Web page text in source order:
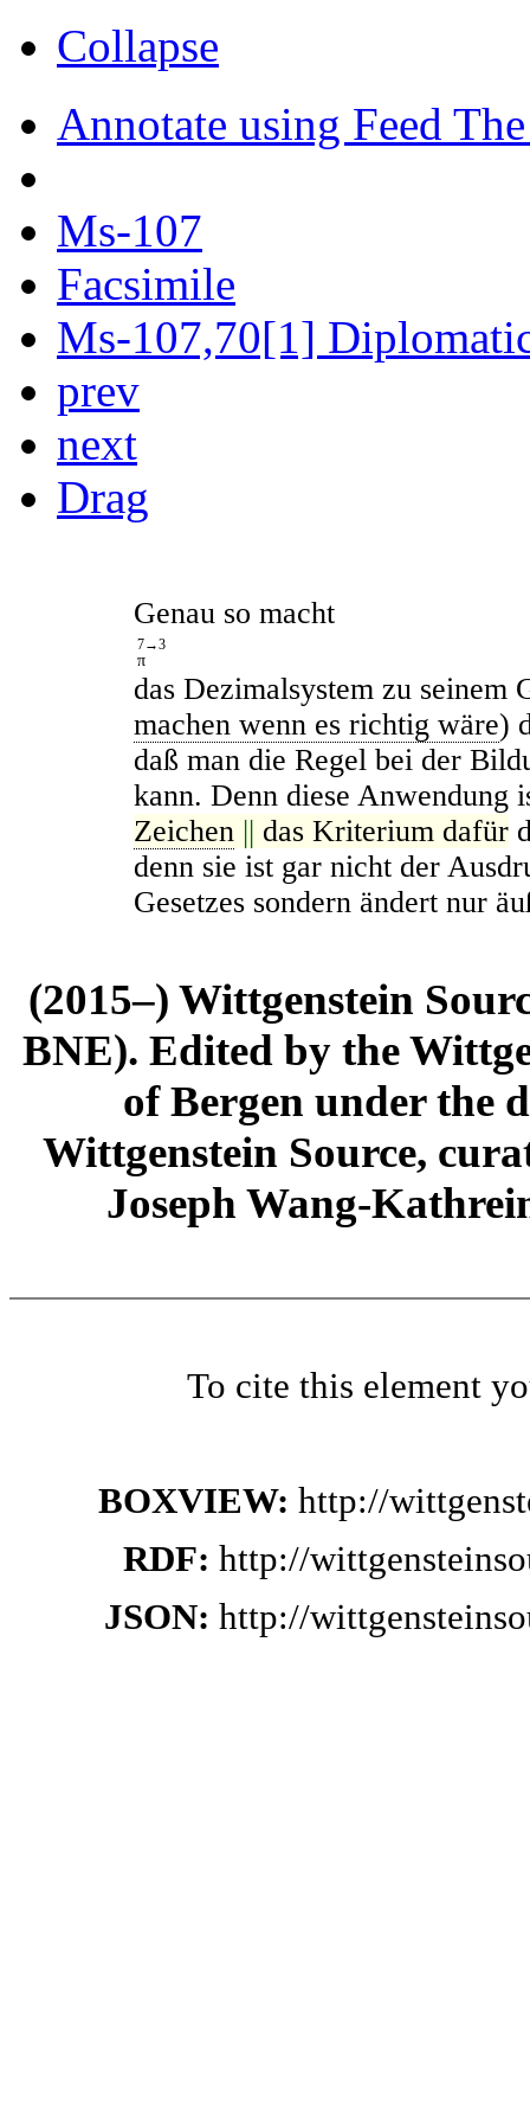
Collapse
Annotate using Feed
Ms-107
Facsimile
Ms-107,70[1]
prev
next
Drag
Genau so macht
7→3
π
das Dezimalsystem zu seinem
machen wenn es richtig wäre)
daß man die Regel bei der
kann. Denn diese Anwendung
Zeichen || das Kriterium dafür
denn sie ist gar nicht der
Gesetzes sondern ändert nur
(2015–) Wittgenstein
BNE). Edited by the
of Bergen under the
Wittgenstein Source,
Joseph Wang-
To cite this element
BOXVIEW: http://
RDF: http://
JSON: http://